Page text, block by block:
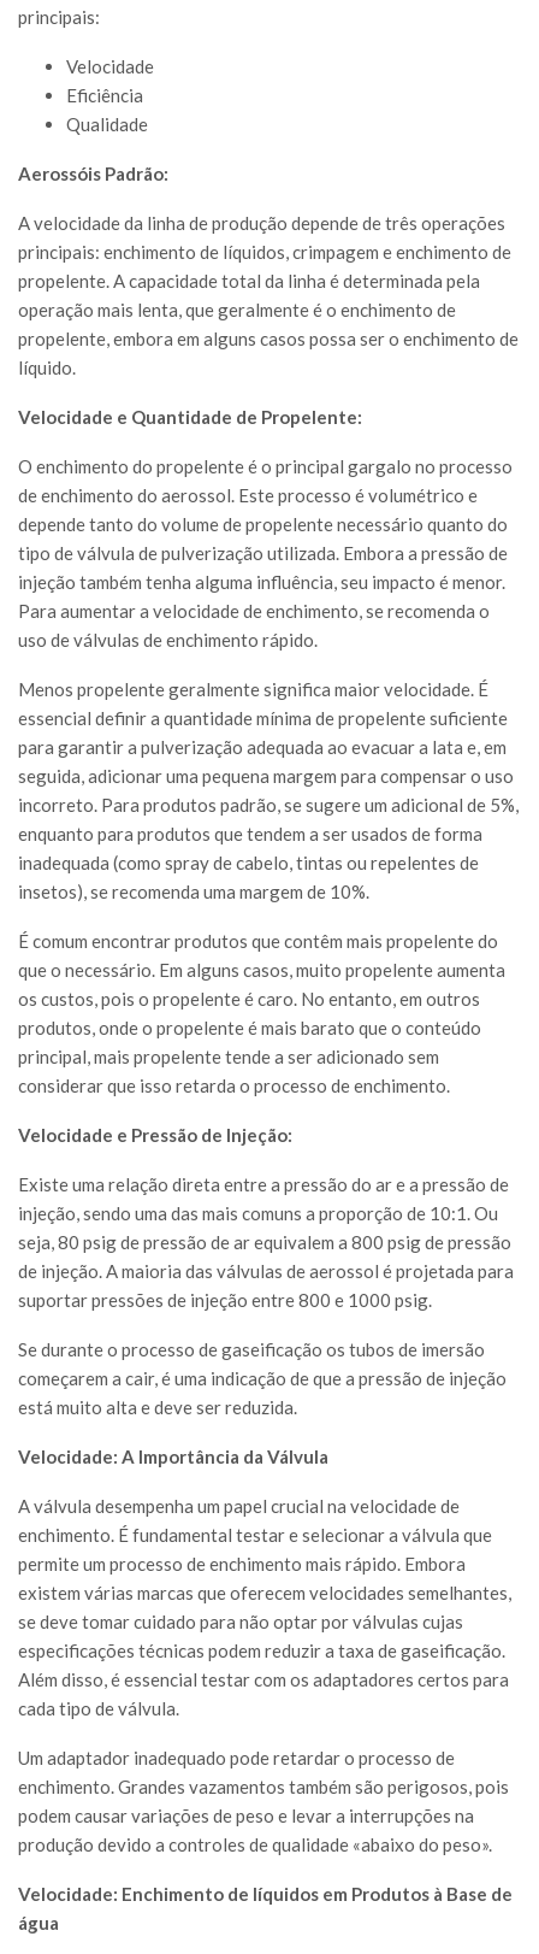
principais:
Velocidade
Eficiência
Qualidade
Aerossóis Padrão:
A velocidade da linha de produção depende de três operações
principais: enchimento de líquidos, crimpagem e enchimento de
propelente. A capacidade total da linha é determinada pela
operação mais lenta, que geralmente é o enchimento de
propelente, embora em alguns casos possa ser o enchimento de
líquido.
Velocidade e Quantidade de Propelente:
O enchimento do propelente é o principal gargalo no processo
de enchimento do aerossol. Este processo é volumétrico e
depende tanto do volume de propelente necessário quanto do
tipo de válvula de pulverização utilizada. Embora a pressão de
injeção também tenha alguma influência, seu impacto é menor.
Para aumentar a velocidade de enchimento, se recomenda o
uso de válvulas de enchimento rápido.
Menos propelente geralmente significa maior velocidade. É
essencial definir a quantidade mínima de propelente suficiente
para garantir a pulverização adequada ao evacuar a lata e, em
seguida, adicionar uma pequena margem para compensar o uso
incorreto. Para produtos padrão, se sugere um adicional de 5%,
enquanto para produtos que tendem a ser usados de forma
inadequada (como spray de cabelo, tintas ou repelentes de
insetos), se recomenda uma margem de 10%.
É comum encontrar produtos que contêm mais propelente do
que o necessário. Em alguns casos, muito propelente aumenta
os custos, pois o propelente é caro. No entanto, em outros
produtos, onde o propelente é mais barato que o conteúdo
principal, mais propelente tende a ser adicionado sem
considerar que isso retarda o processo de enchimento.
Velocidade e Pressão de Injeção:
Existe uma relação direta entre a pressão do ar e a pressão de
injeção, sendo uma das mais comuns a proporção de 10:1. Ou
seja, 80 psig de pressão de ar equivalem a 800 psig de pressão
de injeção. A maioria das válvulas de aerossol é projetada para
suportar pressões de injeção entre 800 e 1000 psig.
Se durante o processo de gaseificação os tubos de imersão
começarem a cair, é uma indicação de que a pressão de injeção
está muito alta e deve ser reduzida.
Velocidade: A Importância da Válvula
A válvula desempenha um papel crucial na velocidade de
enchimento. É fundamental testar e selecionar a válvula que
permite um processo de enchimento mais rápido. Embora
existem várias marcas que oferecem velocidades semelhantes,
se deve tomar cuidado para não optar por válvulas cujas
especificações técnicas podem reduzir a taxa de gaseificação.
Além disso, é essencial testar com os adaptadores certos para
cada tipo de válvula.
Um adaptador inadequado pode retardar o processo de
enchimento. Grandes vazamentos também são perigosos, pois
podem causar variações de peso e levar a interrupções na
produção devido a controles de qualidade «abaixo do peso».
Velocidade: Enchimento de líquidos em Produtos à Base de
água